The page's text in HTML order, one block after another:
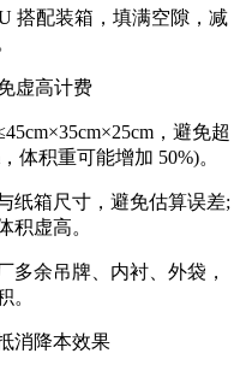
配装箱，填满空隙，减
虚高计费
，避免超
体积重可能增加 50%)。
箱尺寸，避免估算误差;
积虚高。
余吊牌、内衬、外袋，
。
消降本效果